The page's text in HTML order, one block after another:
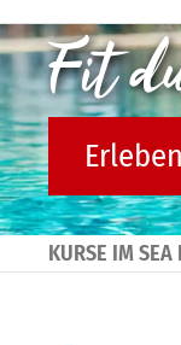
Fit
KURSE IM SEA